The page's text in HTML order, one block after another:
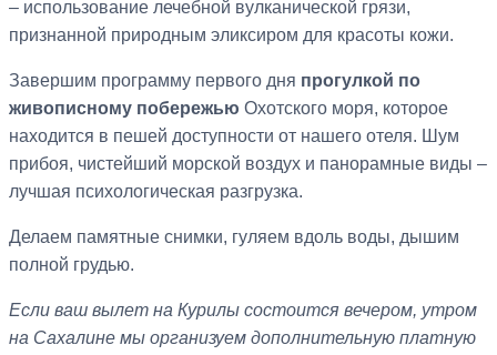
– использование лечебной вулканической грязи,
признанной природным эликсиром для красоты кожи.
Завершим программу первого дня прогулкой по
живописному побережью Охотского моря, которое
находится в пешей доступности от нашего отеля. Шум
прибоя, чистейший морской воздух и панорамные виды –
лучшая психологическая разгрузка.
Делаем памятные снимки, гуляем вдоль воды, дышим
полной грудью.
Если ваш вылет на Курилы состоится вечером, утром
на Сахалине мы организуем дополнительную платную